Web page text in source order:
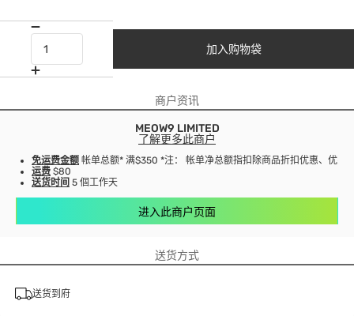
加入购物袋
商户资讯
MEOW9 LIMITED
了解更多此商户
免运费金额 帐单总额* 满$350 *注： 帐单净总额指扣除商品折扣优惠、优惠
运费 $80
送货时间 5 個工作天
进入此商户页面
送货方式
送货到府